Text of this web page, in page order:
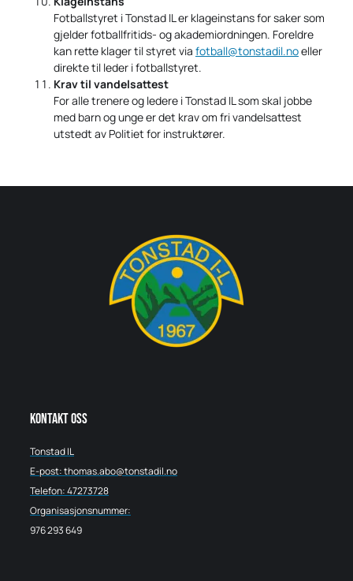
Fotballstyret i Tonstad IL er klageinstans for saker som
gjelder fotballfritids- og akademiordningen. Foreldre
kan rette klager til styret via fotball@tonstadil.noeller
direkte til leder i fotballstyret.
Krav til vandelsattest
For alle trenere og ledere i Tonstad IL som skal jobbe
med barn og unge er det krav om fri vandelsattest
utstedt av Politiet for instruktører.
Kontakt oss
Tonstad IL
E-post: thomas.abo@tonstadil.no
Telefon: 47273728
Organisasjonsnummer:
976 293 649